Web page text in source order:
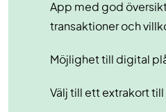
App med god
transaktioner och
Möjlighet till digital
Välj till ett extrakort